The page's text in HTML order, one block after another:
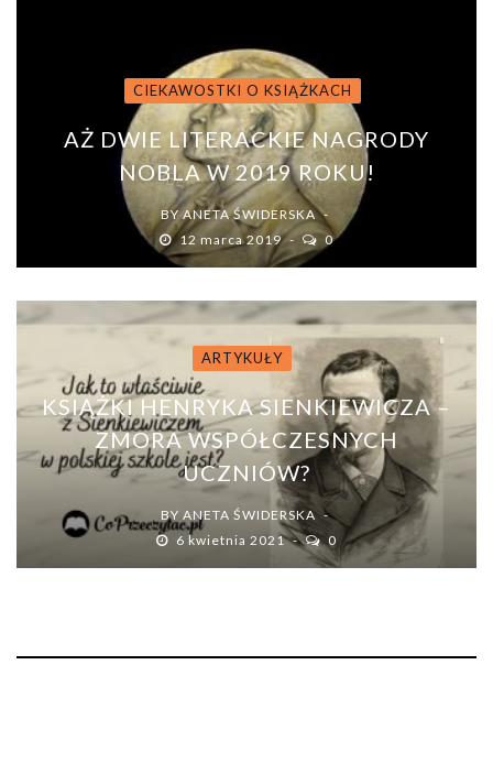
CIEKAWOSTKI O KSIĄŻKACH
AŻ DWIE LITERACKIE NAGRODY
NOBLA W 2019 ROKU!
BYANETA ŚWIDERSKA
12 marca 2019
0
ARTYKUŁY
KSIĄŻKI HENRYKA SIENKIEWICZA –
ZMORA WSPÓŁCZESNYCH
UCZNIÓW?
BY ANETA ŚWIDERSKA
6 kwietnia 2021
0